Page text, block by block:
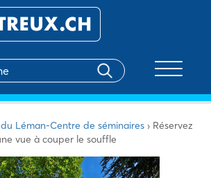
Léman-Centre de séminaires › Réservez
vue à couper le souffle